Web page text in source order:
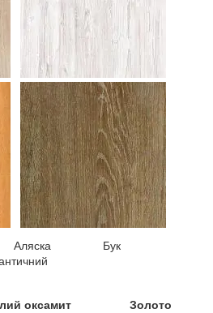
Бук
оксамит
Золото